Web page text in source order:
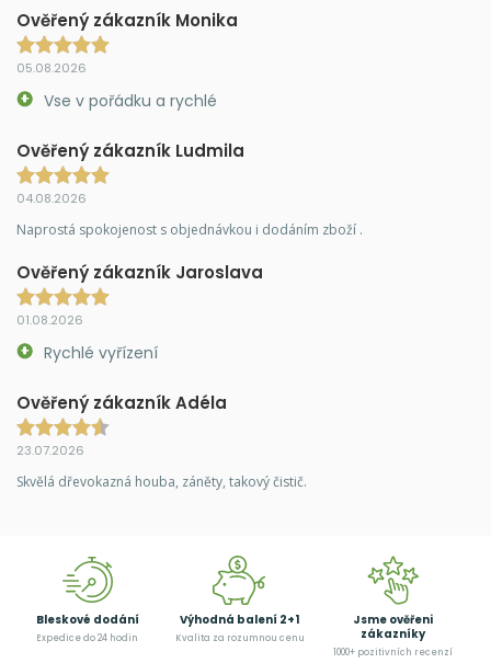
Ověřený zákazník Monika
05.08.2026
Vse v pořádku a rychlé
Ověřený zákazník Ludmila
04.08.2026
Naprostá spokojenost s objednávkou i dodáním zboží .
Ověřený zákazník Jaroslava
01.08.2026
Rychlé vyřízení
Ověřený zákazník Adéla
23.07.2026
Skvělá dřevokazná houba, záněty, takový čistič.
Bleskové dodání
Expedice do 24 hodin
Výhodná balení 2+1
Kvalita za rozumnou cenu
Jsme ověřeni
zákazníky
1000+ pozitivních recenzí